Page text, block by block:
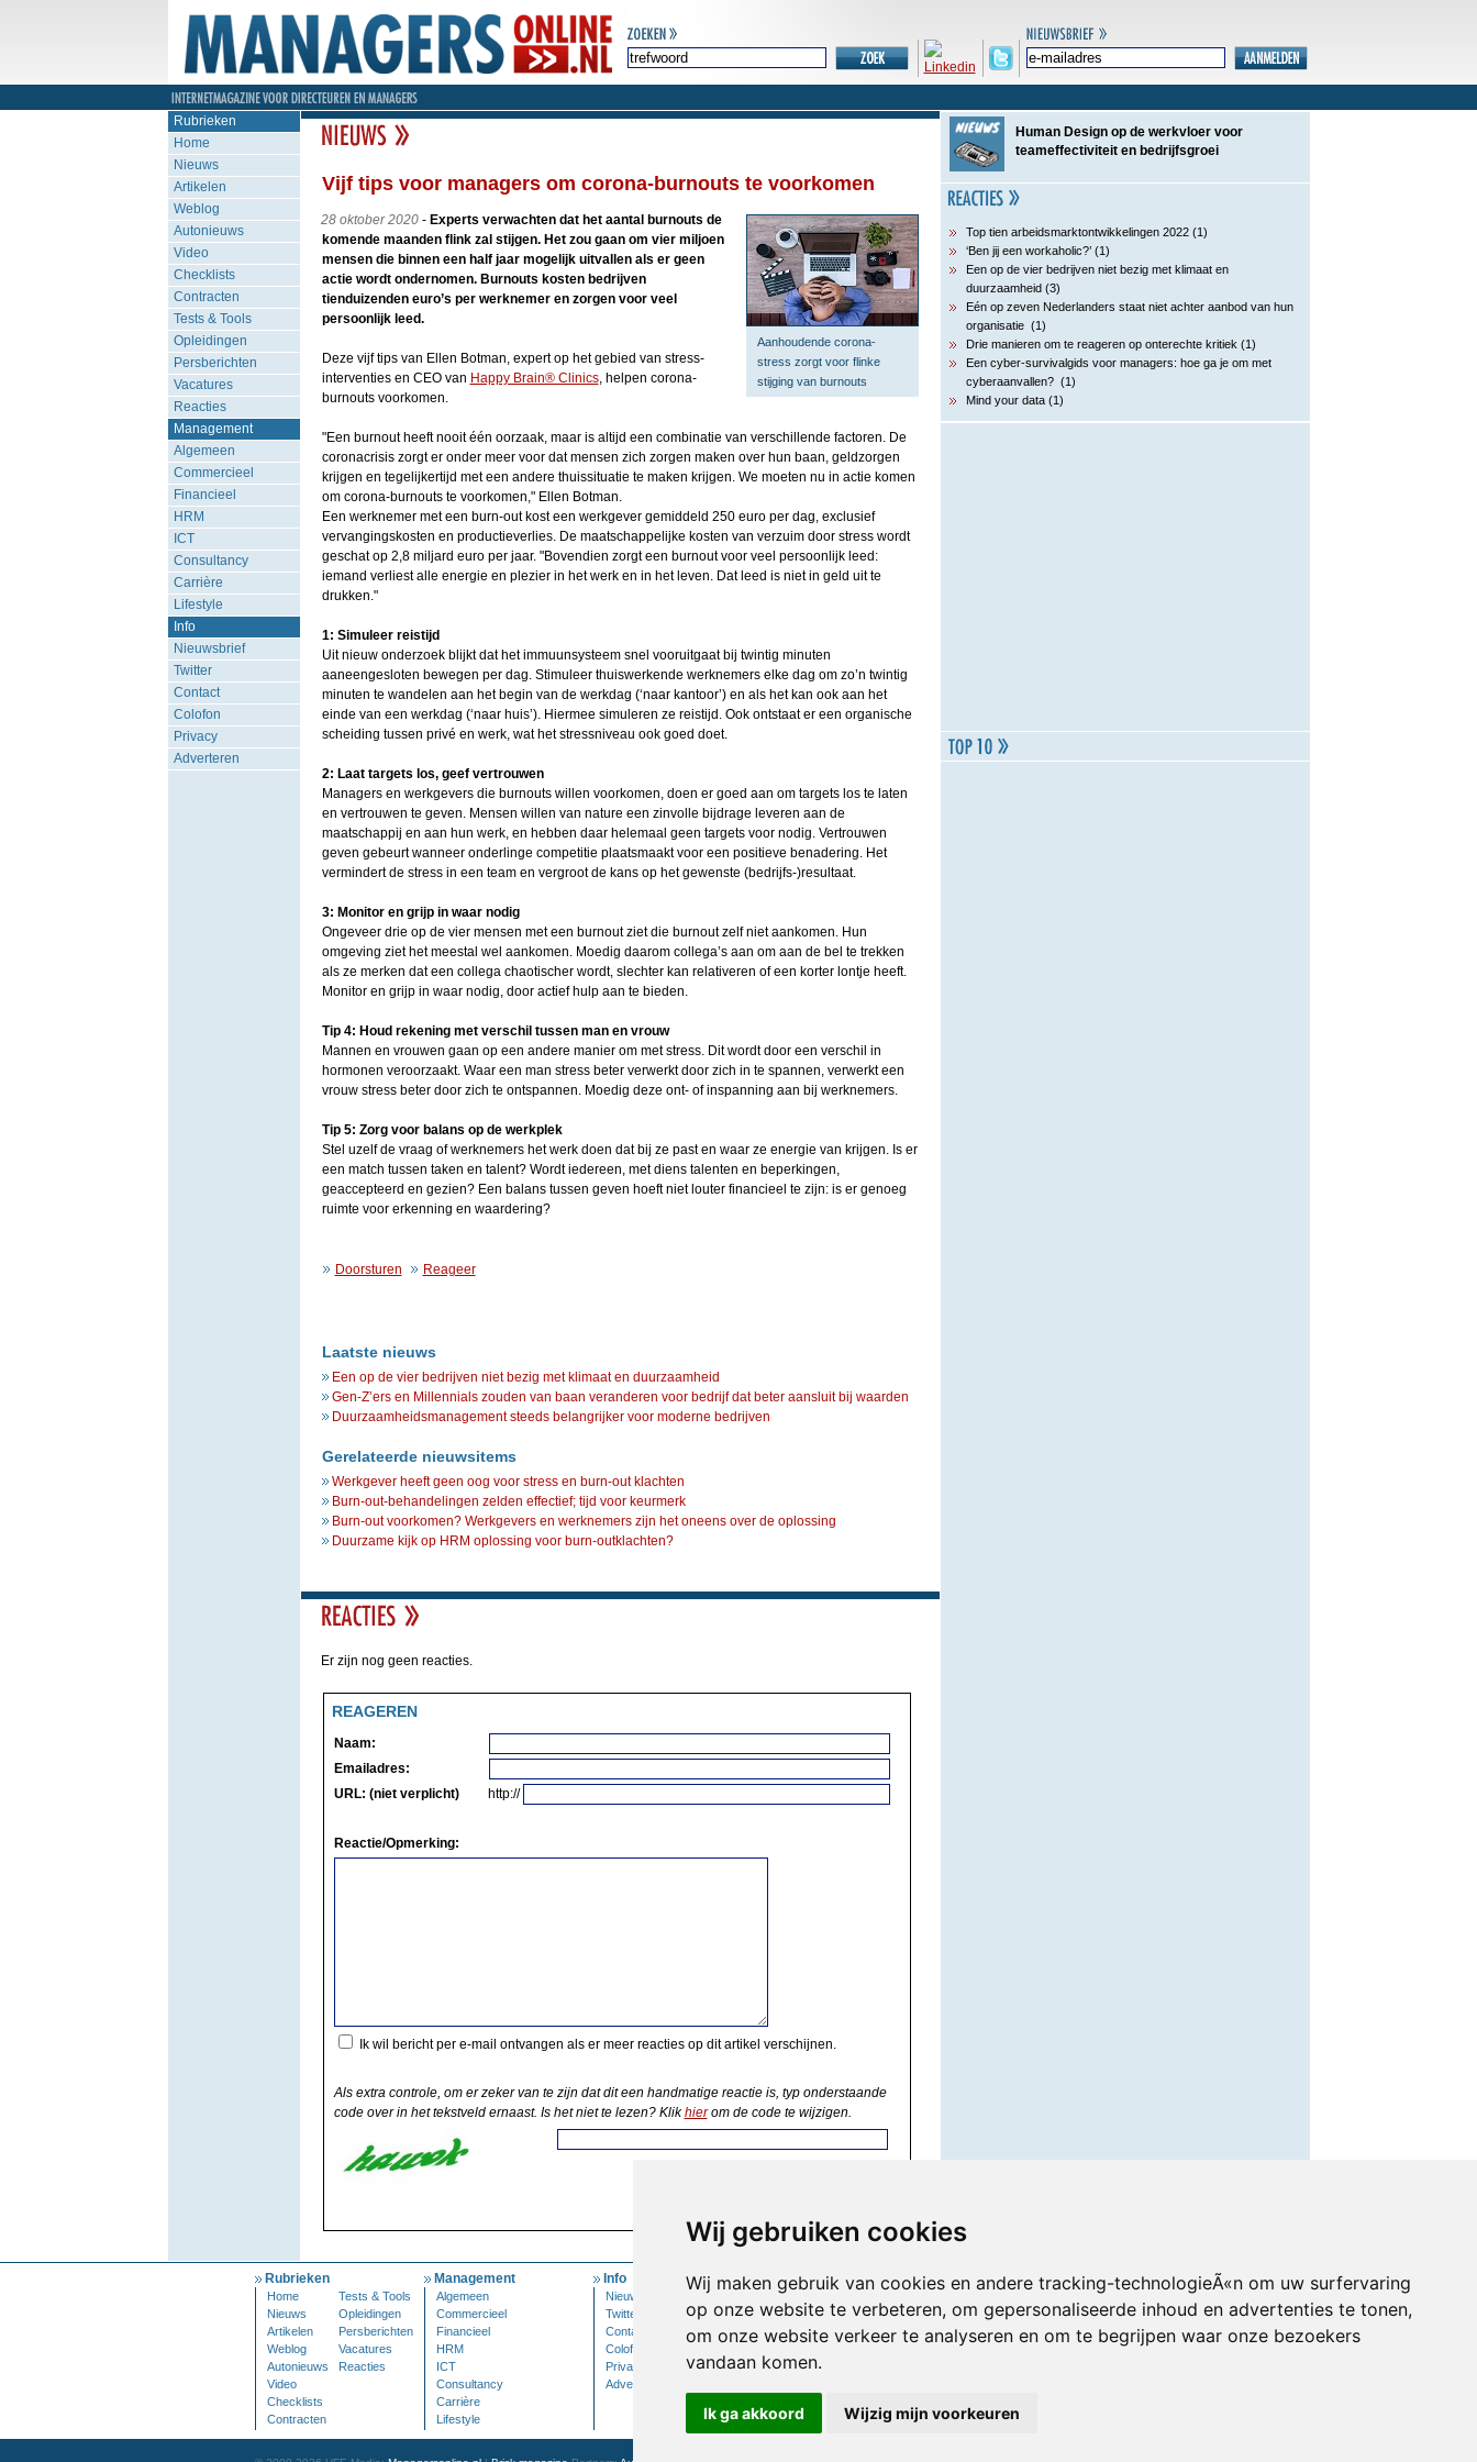
Wij gebruiken cookies
Wij maken gebruik van cookies en andere tracking-technologieÃ«n om uw surfervaring
op onze website te verbeteren, om gepersonaliseerde inhoud en advertenties te tonen,
om onze website verkeer te analyseren en om te begrijpen waar onze bezoekers
vandaan komen.
Ik ga akkoord Wijzig mijn voorkeuren
Rubrieken
Home
Nieuws
Artikelen
Weblog
Autonieuws
Video
Checklists
Contracten
Tests & Tools
Opleidingen
Persberichten
Vacatures
Reacties
Management
Algemeen
Commercieel
Financieel
HRM
ICT
Consultancy
Carrière
Lifestyle
Info
Nieuwsbrief
Twitter
Contact
Colofon
Privacy
Adverteren
Vijf tips voor managers om corona-burnouts te voorkomen
Aanhoudende corona-
stress zorgt voor flinke
stijging van burnouts
28 oktober 2020- Experts verwachten dat het aantal burnouts de
komende maanden flink zal stijgen. Het zou gaan om vier miljoen
mensen die binnen een half jaar mogelijk uitvallen als er geen
actie wordt ondernomen. Burnouts kosten bedrijven
tienduizenden euro’s per werknemer en zorgen voor veel
persoonlijk leed.
Deze vijf tips van Ellen Botman, expert op het gebied van stress-
interventies en CEO van Happy Brain® Clinics, helpen corona-
burnouts voorkomen.
"Een burnout heeft nooit één oorzaak, maar is altijd een combinatie van verschillende factoren. De
coronacrisis zorgt er onder meer voor dat mensen zich zorgen maken over hun baan, geldzorgen
krijgen en tegelijkertijd met een andere thuissituatie te maken krijgen. We moeten nu in actie komen
om corona-burnouts te voorkomen," Ellen Botman.
Een werknemer met een burn-out kost een werkgever gemiddeld 250 euro per dag, exclusief
vervangingskosten en productieverlies. De maatschappelijke kosten van verzuim door stress wordt
geschat op 2,8 miljard euro per jaar. "Bovendien zorgt een burnout voor veel persoonlijk leed:
iemand verliest alle energie en plezier in het werk en in het leven. Dat leed is niet in geld uit te
drukken."
1: Simuleer reistijd
Uit nieuw onderzoek blijkt dat het immuunsysteem snel vooruitgaat bij twintig minuten
aaneengesloten bewegen per dag. Stimuleer thuiswerkende werknemers elke dag om zo’n twintig
minuten te wandelen aan het begin van de werkdag (‘naar kantoor’) en als het kan ook aan het
einde van een werkdag (‘naar huis’). Hiermee simuleren ze reistijd. Ook ontstaat er een organische
scheiding tussen privé en werk, wat het stressniveau ook goed doet.
2: Laat targets los, geef vertrouwen
Managers en werkgevers die burnouts willen voorkomen, doen er goed aan om targets los te laten
en vertrouwen te geven. Mensen willen van nature een zinvolle bijdrage leveren aan de
maatschappij en aan hun werk, en hebben daar helemaal geen targets voor nodig. Vertrouwen
geven gebeurt wanneer onderlinge competitie plaatsmaakt voor een positieve benadering. Het
vermindert de stress in een team en vergroot de kans op het gewenste (bedrijfs-)resultaat.
3: Monitor en grijp in waar nodig
Ongeveer drie op de vier mensen met een burnout ziet die burnout zelf niet aankomen. Hun
omgeving ziet het meestal wel aankomen. Moedig daarom collega’s aan om aan de bel te trekken
als ze merken dat een collega chaotischer wordt, slechter kan relativeren of een korter lontje heeft.
Monitor en grijp in waar nodig, door actief hulp aan te bieden.
Tip 4: Houd rekening met verschil tussen man en vrouw
Mannen en vrouwen gaan op een andere manier om met stress. Dit wordt door een verschil in
hormonen veroorzaakt. Waar een man stress beter verwerkt door zich in te spannen, verwerkt een
vrouw stress beter door zich te ontspannen. Moedig deze ont- of inspanning aan bij werknemers.
Tip 5: Zorg voor balans op de werkplek
Stel uzelf de vraag of werknemers het werk doen dat bij ze past en waar ze energie van krijgen. Is er
een match tussen taken en talent? Wordt iedereen, met diens talenten en beperkingen,
geaccepteerd en gezien? Een balans tussen geven hoeft niet louter financieel te zijn: is er genoeg
ruimte voor erkenning en waardering?
Doorsturen Reageer
Laatste nieuws
Een op de vier bedrijven niet bezig met klimaat en duurzaamheid
Gen-Z’ers en Millennials zouden van baan veranderen voor bedrijf dat beter aansluit bij waarden
Duurzaamheidsmanagement steeds belangrijker voor moderne bedrijven
Gerelateerde nieuwsitems
Werkgever heeft geen oog voor stress en burn-out klachten
Burn-out-behandelingen zelden effectief; tijd voor keurmerk
Burn-out voorkomen? Werkgevers en werknemers zijn het oneens over de oplossing
Duurzame kijk op HRM oplossing voor burn-outklachten?
Er zijn nog geen reacties.
REAGEREN
Naam:
Emailadres:
URL: (niet verplicht)
http://
Reactie/Opmerking:
Ik wil bericht per e-mail ontvangen als er meer reacties op dit artikel verschijnen.
Als extra controle, om er zeker van te zijn dat dit een handmatige reactie is, typ onderstaande
code over in het tekstveld ernaast. Is het niet te lezen? Klikhierom de code te wijzigen.
Human Design op de werkvloer voor
teameffectiviteit en bedrijfsgroei
Top tien arbeidsmarktontwikkelingen 2022 (1)
‘Ben jij een workaholic?’ (1)
Een op de vier bedrijven niet bezig met klimaat en
duurzaamheid (3)
Eén op zeven Nederlanders staat niet achter aanbod van hun
organisatie (1)
Drie manieren om te reageren op onterechte kritiek (1)
Een cyber-survivalgids voor managers: hoe ga je om met
cyberaanvallen? (1)
Mind your data (1)
Rubrieken
Home
Tests & Tools
Nieuws
Opleidingen
Artikelen
Persberichten
Weblog
Vacatures
Autonieuws
Reacties
Video
Checklists
Contracten
Management
Algemeen
Commercieel
Financieel
HRM
ICT
Consultancy
Carrière
Lifestyle
Info
Nieuwsbrief
Twitter
Contact
Colofon
Privacy
Adverteren
Mijn Account
Inloggen